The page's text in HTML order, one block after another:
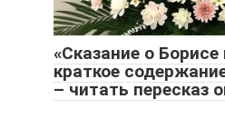
«Сказание о Борисе
краткое
– читать пересказ